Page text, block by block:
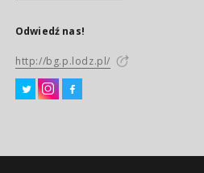
Odwiedź nas!
http://bg.p.lodz.pl/